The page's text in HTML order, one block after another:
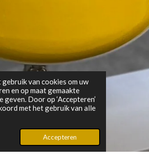
van cookies om uw
en op maat gemaakte
Door op ‘Accepteren’
met het gebruik van alle
Accepteren